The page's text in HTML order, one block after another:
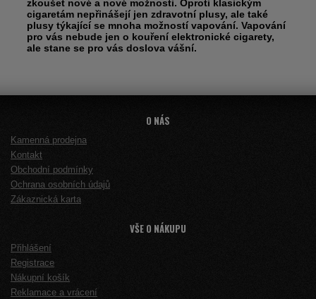
zkoušet nové a nové možnosti. Oproti klasickým
cigaretám nepřinášejí jen zdravotní plusy, ale také
plusy týkající se mnoha možností vapování. Vapování
pro vás nebude jen o kouření elektronické cigarety,
ale stane se pro vás doslova vášní.
O NÁS
Kamenná prodejna
Kontakt
Obchodní podmínky
Ochrana osobních údajů
Zákaznická karta
VŠE O NÁKUPU
Přihlášení
Registrace
Nákupní košík
Reklamace a vrácení